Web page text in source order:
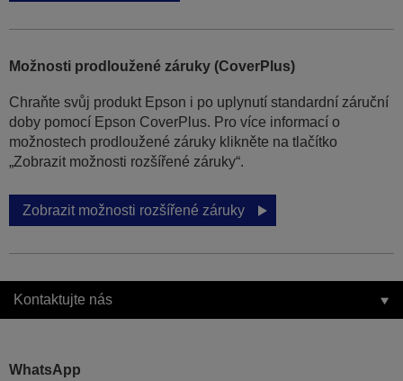
Možnosti prodloužené záruky (CoverPlus)
Chraňte svůj produkt Epson i po uplynutí standardní záruční
doby pomocí Epson CoverPlus. Pro více informací o
možnostech prodloužené záruky klikněte na tlačítko
„Zobrazit možnosti rozšířené záruky“.
Zobrazit možnosti rozšířené záruky
Kontaktujte nás
WhatsApp